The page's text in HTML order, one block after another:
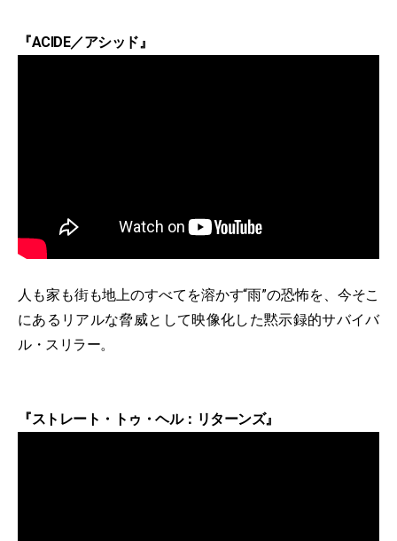
『ACIDE／アシッド』
人も家も街も地上のすべてを溶かす“雨”の恐怖を、今そこ
にあるリアルな脅威として映像化した黙示録的サバイバ
ル・スリラー。
『ストレート・トゥ・ヘル：リターンズ』